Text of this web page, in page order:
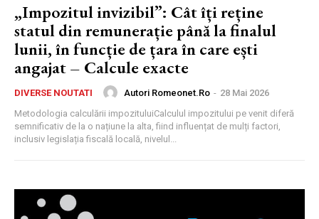
„Impozitul invizibil”: Cât îți reține
statul din remunerație până la finalul
lunii, în funcție de țara în care ești
angajat – Calcule exacte
DIVERSE NOUTATI Autori Romeonet.ro - 28 Mai 2026
Metodologia calculării impozituluiCalculul impozitului pe venit diferă
semnificativ de la o națiune la alta, fiind influențat de mulți factori,
inclusiv legislația fiscală locală, nivelul...